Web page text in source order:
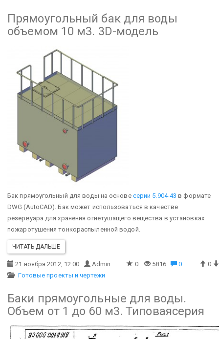
Прямоугольный бак для воды
объемом 10 м3. 3D-модель
Бак прямоугольный для воды на основе серии 5.904-43 в формате
DWG (AutoCAD). Бак может использоваться в качестве
резервуара для хранения огнетушащего вещества в установках
пожаротушения тонкораспыленной водой.
ЧИТАТЬ ДАЛЬШЕ
21 ноября 2012, 12:00 Admin 0 5816 0
0
Готовые проекты и чертежи
Баки прямоугольные для воды.
Объем от 1 до 60 м3. Типоваясерия